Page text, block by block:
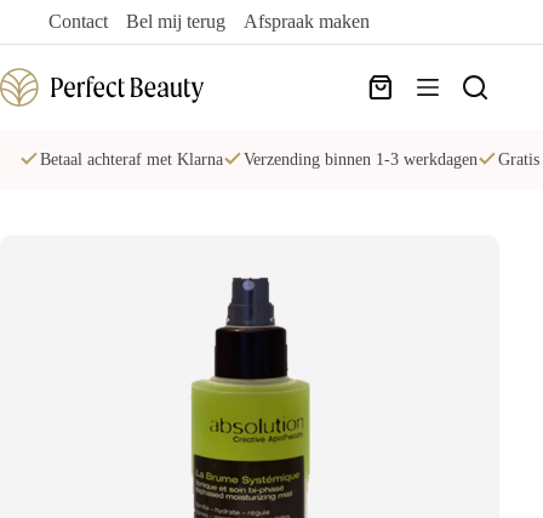
inhoud
Contact Bel mij terug Afspraak maken
Winkelwagen
Betaal achteraf met Klarna Verzending binnen 1-3 werkdagen